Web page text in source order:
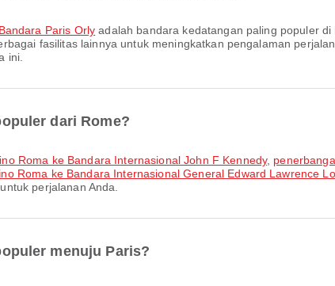
Bandara Paris Orly adalah bandara kedatangan paling populer
fasilitas lainnya untuk meningkatkan pengalaman
ini.
dari Rome?
Roma ke Bandara Internasional John F Kennedy,
Roma ke Bandara Internasional General Edward Lawrence
perjalanan Anda.
menuju Paris?